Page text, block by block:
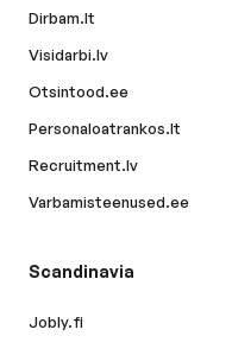
Dirbam.lt
Visidarbi.lv
Otsintood.ee
Personaloatrankos.lt
Recruitment.lv
Varbamisteenused.ee
Scandinavia
Jobly.fi